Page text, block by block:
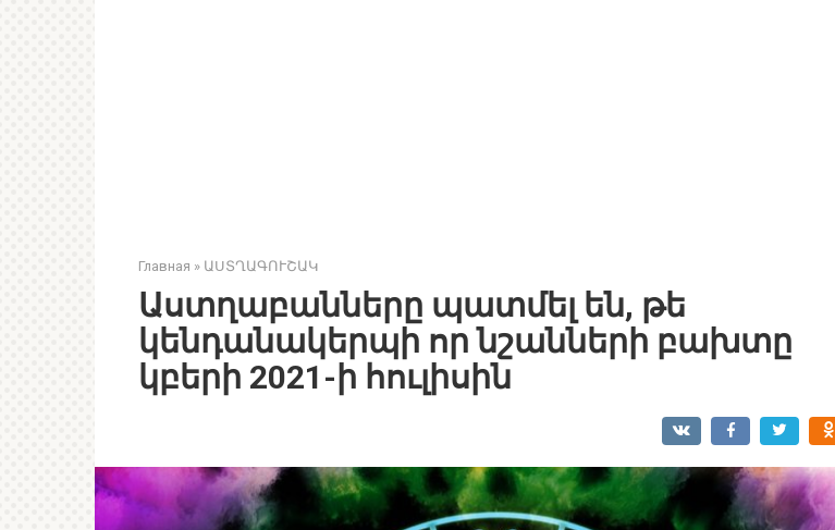
Главная » ԱՍՏՂԱԳՈՒՇԱԿ
Աստղաբանները պատմել են, թե
կենդանակերպի որ նշանների բախտը
կբերի 2021-ի հուլիսին